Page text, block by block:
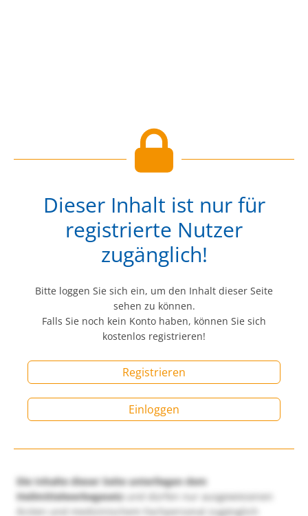
Dieser Inhalt ist nur für
registrierte Nutzer
zugänglich!
Bitte loggen Sie sich ein, um den Inhalt dieser Seite
sehen zu können.
Falls Sie noch kein Konto haben, können Sie sich
kostenlos registrieren!
Registrieren
Einloggen
Die Inhalte dieser Seite unterliegen dem
Heilmittelwerbegesetzund dürfen nur ausgewiesenen
Ärzten und medizinischem Fachpersonal zugänglich